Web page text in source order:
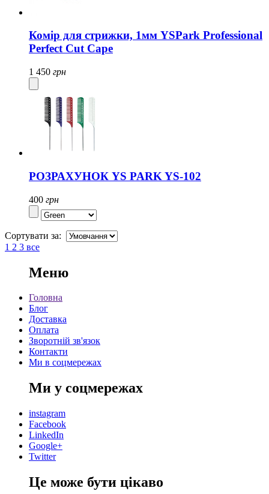
Комір для стрижки, 1мм YSPark Professional
Perfect Cut Cape
1 450 грн
РОЗРАХУНОК YS PARK YS-102
400 грн
Сортувати за:
1 2 3 все
Меню
Головна
Блог
Доставка
Оплата
Зворотній зв'язок
Контакти
Ми в соцмережах
Ми у соцмережах
instagram
Facebook
LinkedIn
Google+
Twitter
Це може бути цікаво